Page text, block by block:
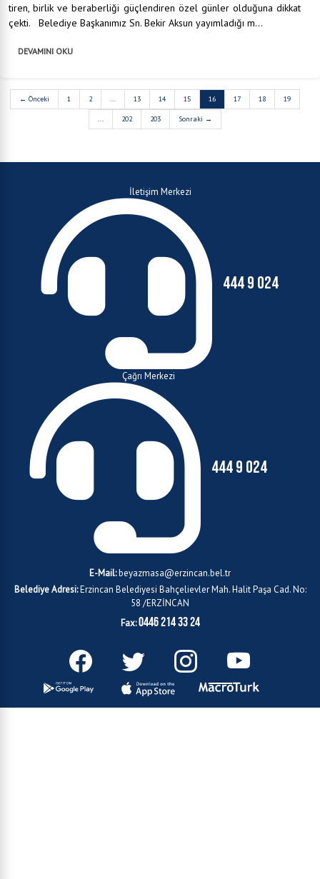
tiren, birlik ve beraberliği güçlendiren özel günler olduğuna dikkat
çekti. Belediye Başkanımız Sn. Bekir Aksun yayımladığı m...
DEVAMINI OKU
← Önceki 1 2 ... 13 14 15 16 17 18 19
... 202 203 Sonraki →
İletişim Merkezi
444 9 024
Çağrı Merkezi
444 9 024
E-Mail:beyazmasa@erzincan.bel.tr
Belediye Adresi:Erzincan Belediyesi Bahçelievler Mah. Halit Paşa Cad. No:
58 /ERZİNCAN
Fax:0446 214 33 24